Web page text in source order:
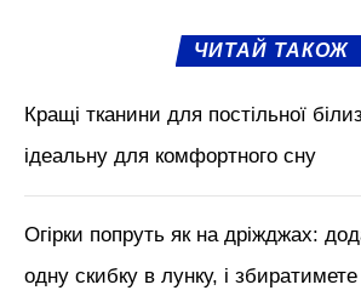
ЧИТАЙ ТАКОЖ
Кращі тканини для постільної
ідеальну для комфортного сну
Огірки попруть як на дріжджах:
одну скибку в лунку, і